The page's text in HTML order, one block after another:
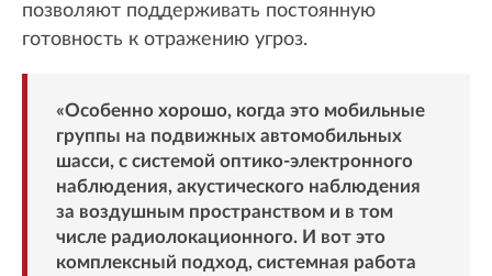
позволяют поддерживать постоянную
готовность к отражению угроз.
«Особенно хорошо, когда это мобильные
группы на подвижных автомобильных
шасси, с системой оптико-электронного
наблюдения, акустического наблюдения
за воздушным пространством и в том
числе радиолокационного. И вот это
комплексный подход, системная работа